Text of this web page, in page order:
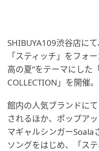
SHIBUYA109渋谷店に
「スティッチ」をフォ
高の夏“をテーマにした
COLLECTION」を開催。
館内の人気ブランドに
されるほか、ポップア
マギャルシンガーSoala
ソングをはじめ、「ス